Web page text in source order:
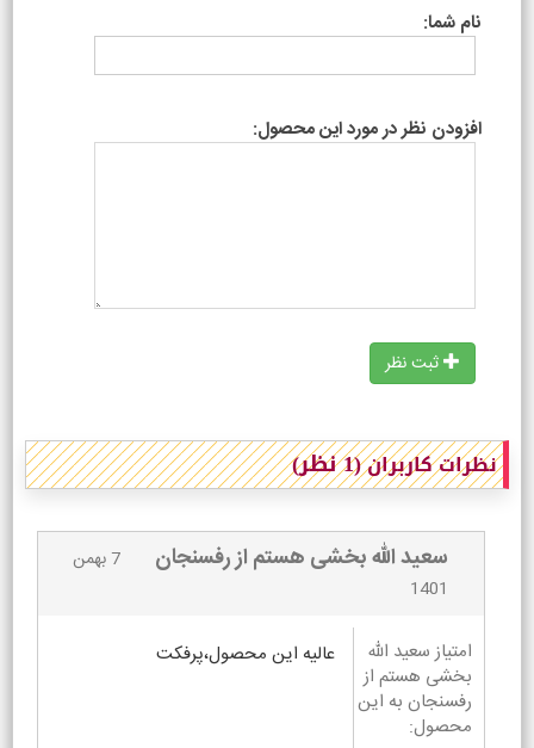
نام شما:
افزودن نظر در مورد این محصول:
ثبت نظر
نظرات کاربران(1 نظر)
سعید الله بخشی هستم از رفسنجان
7 بهمن
1401
امتیاز سعید الله
بخشی هستم از
رفسنجان به این
محصول:
عالیه این محصول،پرفکت